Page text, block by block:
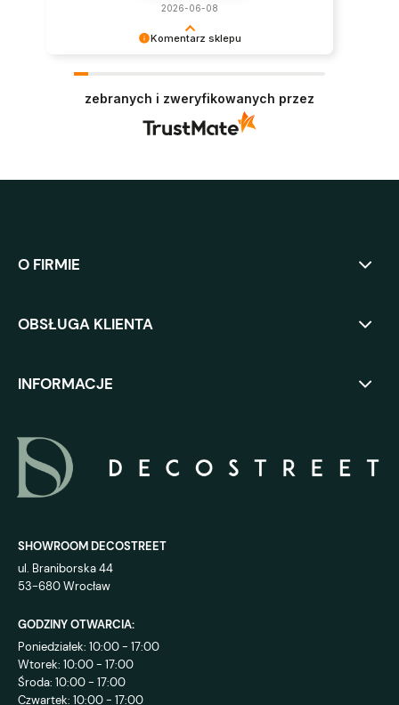
Komentarz sklepu
2026-06-08
zebranych i zweryfikowanych przez
O FIRMIE
OBSŁUGA KLIENTA
INFORMACJE
SHOWROOM DECOSTREET
ul. Braniborska 44
53-680 Wrocław
GODZINY OTWARCIA:
Poniedziałek: 10:00 - 17:00
Wtorek: 10:00 - 17:00
Środa: 10:00 - 17:00
Czwartek: 10:00 - 17:00